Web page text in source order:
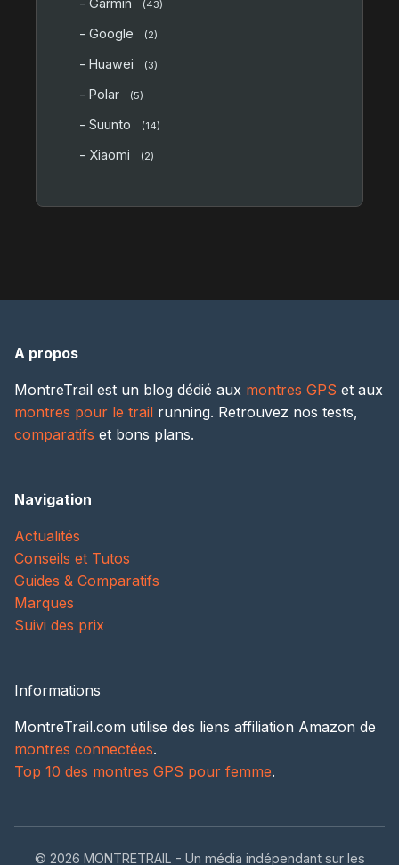
- Garmin (43)
- Google (2)
- Huawei (3)
- Polar (5)
- Suunto (14)
- Xiaomi (2)
A propos
MontreTrail est un blog dédié aux montres GPS et aux
montres pour le trail running. Retrouvez nos tests,
comparatifs et bons plans.
Navigation
Actualités
Conseils et Tutos
Guides & Comparatifs
Marques
Suivi des prix
Informations
MontreTrail.com utilise des liens affiliation Amazon de
montres connectées.
Top 10 des montres GPS pour femme.
© 2026 MONTRETRAIL - Un média indépendant sur les